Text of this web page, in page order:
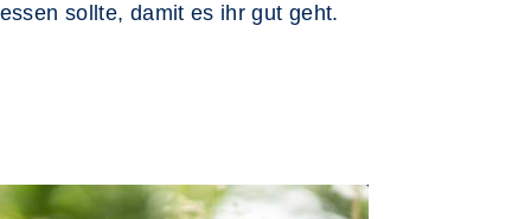
sollte, damit es ihr gut geht.